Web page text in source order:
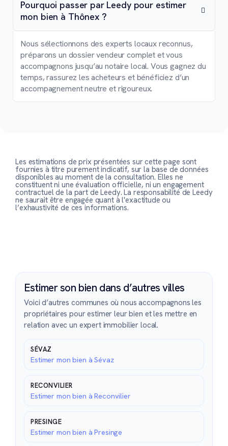
Pourquoi passer par Leedy pour estimer
mon bien à Thônex ?
Nous sélectionnons des experts locaux reconnus,
préparons un dossier vendeur complet et vous
accompagnons jusqu’au notaire local. Vous gagnez du
temps, rassurez les acheteurs et bénéficiez d’un
accompagnement neutre et rigoureux.
Les estimations de prix présentées sur cette page sont
fournies à titre purement indicatif, sur la base de données
disponibles au moment de la consultation. Elles ne
constituent ni une évaluation officielle, ni un engagement
contractuel de la part de Leedy. La responsabilité de Leedy
ne saurait être engagée quant à l'exactitude ou
l’exhaustivité de ces informations.
Estimer son bien dans d’autres villes
Voici d’autres communes où nous accompagnons les
propriétaires pour estimer leur bien et les mettre en
relation avec un expert immobilier local.
SÉVAZ
Estimer mon bien à Sévaz
RECONVILIER
Estimer mon bien à Reconvilier
PRESINGE
Estimer mon bien à Presinge